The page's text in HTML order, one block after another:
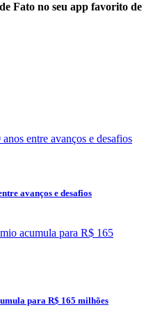
Fato no seu app favorito de
avanços e desafios
para R$ 165 milhões